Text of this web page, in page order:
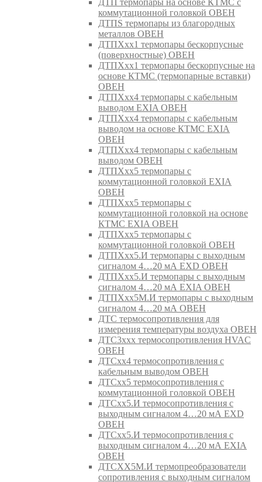
ДТП термопары на основе КТМС с
коммутационной головкой ОВЕН
ДТПS термопары из благородных
металлов ОВЕН
ДТПХхх1 термопары бескорпусные
(поверхностные) ОВЕН
ДТПХхх1 термопары бескорпусные на
основе КТМС (термопарные вставки)
ОВЕН
ДТПХхх4 термопары с кабельным
выводом EXIA ОВЕН
ДТПХхх4 термопары с кабельным
выводом на основе КТМС EXIA
ОВЕН
ДТПХхх4 термопары с кабельным
выводом ОВЕН
ДТПХхх5 термопары с
коммутационной головкой EXIA
ОВЕН
ДТПХхх5 термопары с
коммутационной головкой на основе
КТМС EXIA ОВЕН
ДТПХхх5 термопары с
коммутационной головкой ОВЕН
ДТПХхх5.И термопары с выходным
сигналом 4…20 мА EXD ОВЕН
ДТПХхх5.И термопары с выходным
сигналом 4…20 мА EXIA ОВЕН
ДТПХхх5М.И термопары с выходным
сигналом 4…20 мА ОВЕН
ДТС термосопротивления для
измерения температуры воздуха ОВЕН
ДТС3ххх термосопротивления HVAC
ОВЕН
ДТСхх4 термосопротивления с
кабельным выводом ОВЕН
ДТСхх5 термосопротивления с
коммутационной головкой ОВЕН
ДТСхх5.И термосопротивления с
выходным сигналом 4…20 мА EXD
ОВЕН
ДТСхх5.И термосопротивления с
выходным сигналом 4…20 мА EXIA
ОВЕН
ДТСХХ5М.И термопреобразователи
сопротивления с выходным сигналом